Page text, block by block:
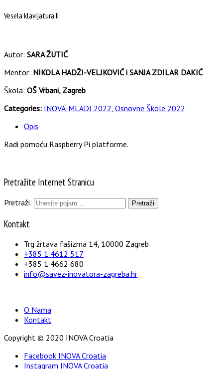
Vesela klavijatura II
Autor: SARA ŽUTIĆ
Mentor: NIKOLA HADŽI-VELJKOVIĆ i SANJA ZDILAR DAKIĆ
Škola: OŠ Vrbani, Zagreb
Categories: INOVA-MLADI 2022 Osnovne Škole 2022
Opis
Radi pomoću Raspberry Pi platforme.
Pretražite Internet Stranicu
Pretraži:
Kontakt
Trg žrtava fašizma 14, 10000 Zagreb
+385 1 4612 517
+385 1 4662 680
info@savez-inovatora-zagreba.hr
O Nama
Kontakt
Copyright © 2020 INOVA Croatia
Facebook INOVA Croatia
Instagram INOVA Croatia